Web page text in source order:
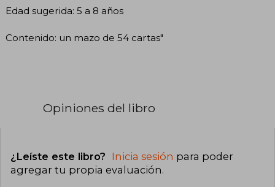
Edad sugerida: 5 a 8 años
Contenido: un mazo de 54 cartas"
Opiniones del libro
¿Leíste este libro? Inicia sesión para poder
agregar tu propia evaluación.